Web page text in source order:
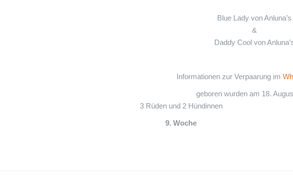
Blue Lady von Anluna’s
&
Daddy Cool von
Informationen zur Verpaarung im
geboren wurden am 18.
3 Rüden und 2 Hündinnen
9. Woche